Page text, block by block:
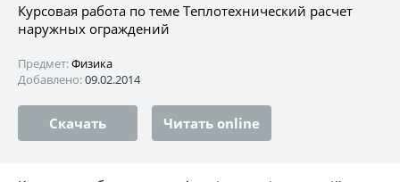
Курсовая работа по теме Теплотехнический расчет
наружных ограждений
Предмет:Физика
Добавлено:09.02.2014
Скачать Читать online